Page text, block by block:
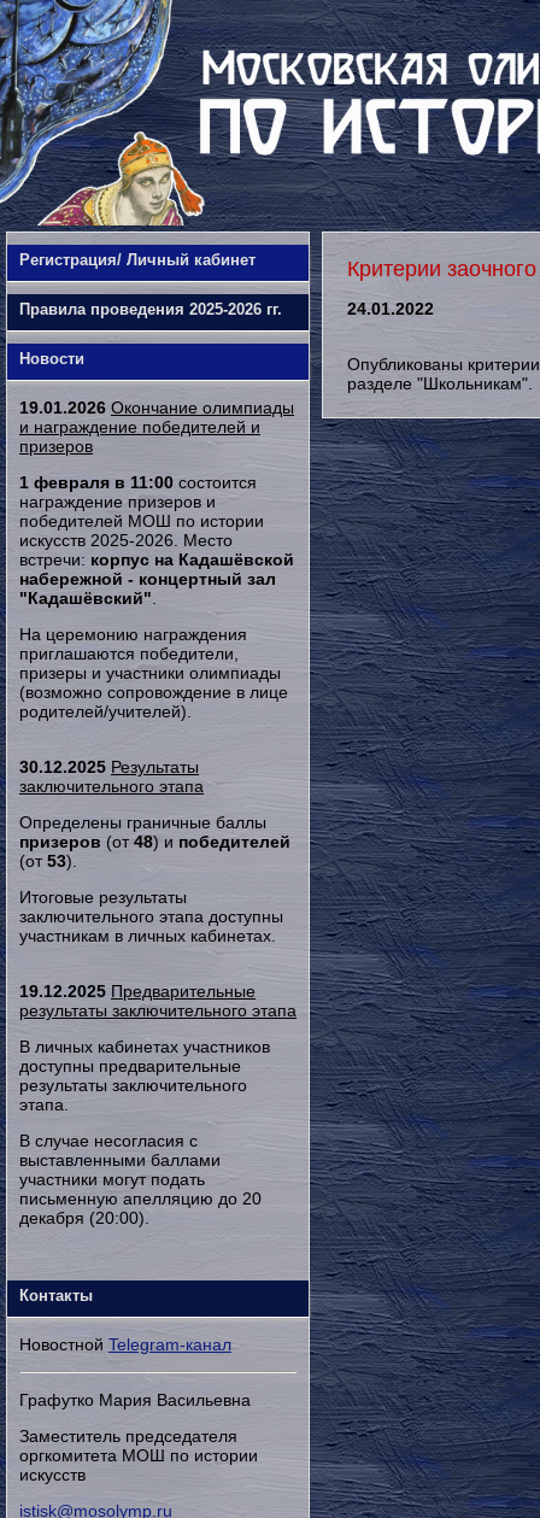
Регистрация/ Личный кабинет
Правила проведения 2025-2026 гг.
Новости
19.01.2026 Окончание олимпиады
и награждение победителей и
призеров
1 февраля в 11:00 состоится
награждение призеров и
победителей МОШ по истории
искусств 2025-2026. Место
встречи: корпус на Кадашёвской
набережной - концертный зал
"Кадашёвский"
На церемонию награждения
приглашаются победители,
призеры и участники олимпиады
(возможно сопровождение в лице
родителей/учителей).
30.12.2025 Результаты
заключительного этапа
Определены граничные баллы
призеров (от48) и победителей
(от53).
Итоговые результаты
заключительного этапа доступны
участникам в личных кабинетах.
19.12.2025 Предварительные
результаты заключительного этапа
В личных кабинетах участников
доступны предварительные
результаты заключительного
этапа.
В случае несогласия с
выставленными баллами
участники могут подать
письменную апелляцию до 20
декабря (20:00).
Контакты
Новостной Telegram-канал
Графутко Мария Васильевна
Заместитель председателя
оргкомитета МОШ по истории
искусств
istisk@mosolymp.ru
Критерии
24.01.2022
Опубликованы
разделе "Школьникам".